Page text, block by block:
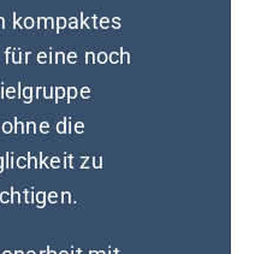
kompaktes
eine noch
die
zu